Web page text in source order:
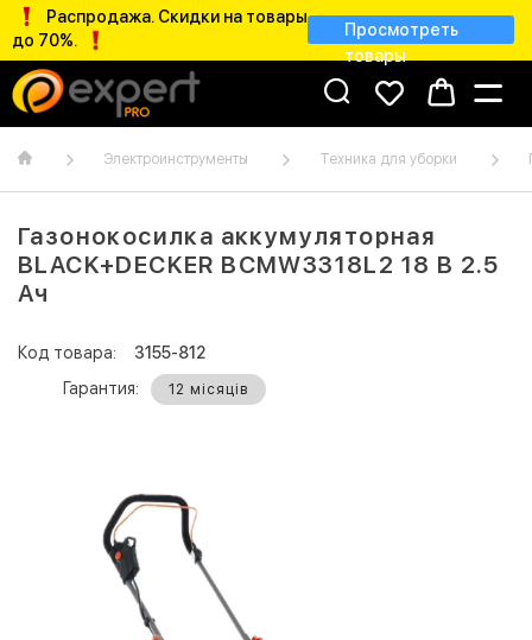
Распродажа. Скидки на товары
до 70%.
Просмотреть
товары
Электроинструменты Техника для уборки
Газонокосилка аккумуляторная
BLACK+DECKER BCMW3318L2 18 В 2.5
Ач
Код товара:
3155-812
Гарантия:
12 місяців